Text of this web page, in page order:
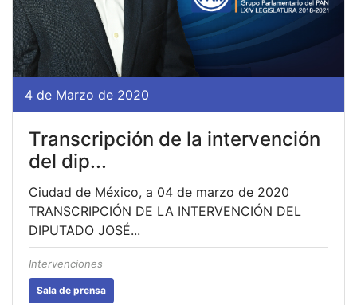
4 de Marzo de 2020
Transcripción de la intervención
del dip...
Ciudad de México, a 04 de marzo de 2020
TRANSCRIPCIÓN DE LA INTERVENCIÓN DEL
DIPUTADO JOSÉ...
Intervenciones
Sala de prensa